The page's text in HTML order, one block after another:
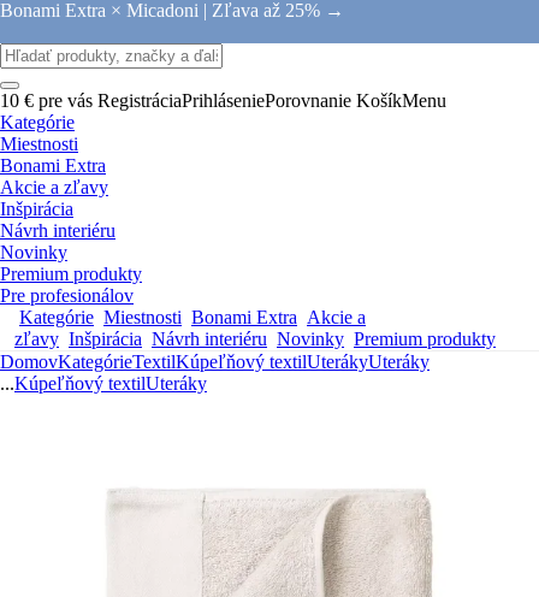
Bonami Extra × Micadoni | Zľava až 25% →
10 € pre vás RegistráciaPrihláseniePorovnanie KošíkMenu
Kategórie
Miestnosti
Bonami Extra
Akcie a zľavy
Inšpirácia
Návrh interiéru
Novinky
Premium produkty
Pre profesionálov
Kategórie Miestnosti Bonami Extra Akcie a
zľavy Inšpirácia Návrh interiéru Novinky Premium produkty
DomovKategórieTextilKúpeľňový textilUterákyUteráky
...Kúpeľňový textilUteráky